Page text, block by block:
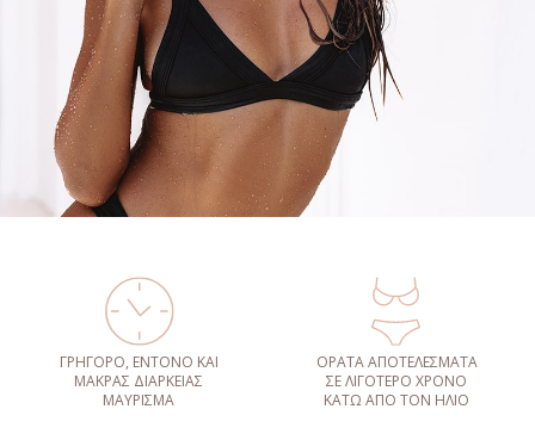
ΓΡΗΓΟΡΟ, ΕΝΤΟΝΟ ΚΑΙ
ΜΑΚΡΑΣ ΔΙΑΡΚΕΙΑΣ
ΜΑΥΡΙΣΜΑ
ΟΡΑΤΑ ΑΠΟΤΕΛΕΣΜΑΤΑ
ΣΕ ΛΙΓΟΤΕΡΟ ΧΡΟΝΟ
ΚΑΤΩ ΑΠΟ ΤΟΝ ΗΛΙΟ